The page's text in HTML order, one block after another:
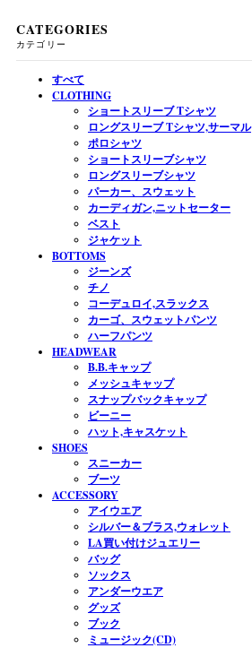
CATEGORIES
カテゴリー
すべて
CLOTHING
ショートスリーブ Tシャツ
ロングスリーブ Tシャツ,サーマル
ポロシャツ
ショートスリーブシャツ
ロングスリーブシャツ
パーカー、スウェット
カーディガン,ニットセーター
ベスト
ジャケット
BOTTOMS
ジーンズ
チノ
コーデュロイ,スラックス
カーゴ、スウェットパンツ
ハーフパンツ
HEADWEAR
B.B.キャップ
メッシュキャップ
スナップバックキャップ
ビーニー
ハット,キャスケット
SHOES
スニーカー
ブーツ
ACCESSORY
アイウエア
シルバー＆ブラス,ウォレット
LA買い付けジュエリー
バッグ
ソックス
アンダーウエア
グッズ
ブック
ミュージック(CD)